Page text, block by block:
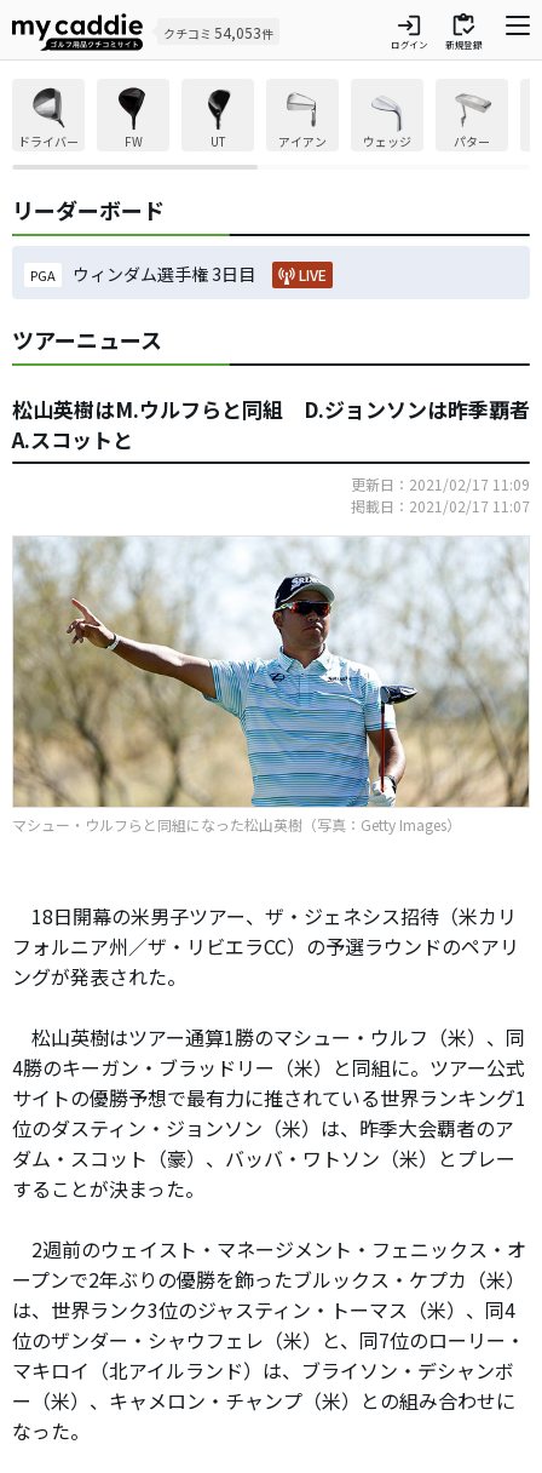
クチコミ 54,053件 login
ログイン
inventory
新規登録
ドライバー FW UT アイアン ウェッジ パター
リーダーボード
PGA ウィンダム選手権 3日目 LIVE
ツアーニュース
松山英樹はM.ウルフらと同組 D.ジョンソンは昨季覇者
A.スコットと
更新日：2021/02/17 11:09
掲載日：2021/02/17 11:07
マシュー・ウルフらと同組になった松山英樹（写真：Getty Images）
18日開幕の米男子ツアー、ザ・ジェネシス招待（米カリ
フォルニア州／ザ・リビエラCC）の予選ラウンドのペアリ
ングが発表された。
松山英樹はツアー通算1勝のマシュー・ウルフ（米）、同
4勝のキーガン・ブラッドリー（米）と同組に。ツアー公式
サイトの優勝予想で最有力に推されている世界ランキング1
位のダスティン・ジョンソン（米）は、昨季大会覇者のア
ダム・スコット（豪）、バッバ・ワトソン（米）とプレー
することが決まった。
2週前のウェイスト・マネージメント・フェニックス・オ
ープンで2年ぶりの優勝を飾ったブルックス・ケプカ（米）
は、世界ランク3位のジャスティン・トーマス（米）、同4
位のザンダー・シャウフェレ（米）と、同7位のローリー・
マキロイ（北アイルランド）は、ブライソン・デシャンボ
ー（米）、キャメロン・チャンプ（米）との組み合わせに
なった。